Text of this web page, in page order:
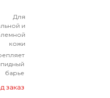
Для
и
кожи
барье
заказ